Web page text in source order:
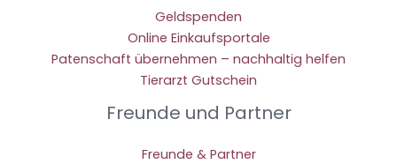
Geldspenden
Online Einkaufsportale
Patenschaft übernehmen – nachhaltig helfen
Tierarzt Gutschein
Freunde und Partner
Freunde & Partner